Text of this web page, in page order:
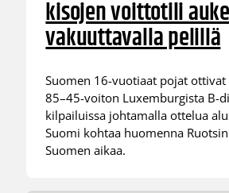
kisojen voittotili
vakuuttavalla pelillä
Suomen 16-vuotiaat pojat
85–45-voiton Luxemburgista B-
kilpailuissa johtamalla ottelua
Suomi kohtaa huomenna
Suomen aikaa.